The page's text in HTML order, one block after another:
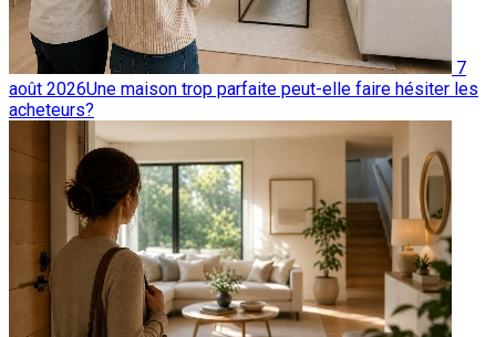
7
août 2026Une maison trop parfaite peut-elle faire hésiter les
acheteurs?